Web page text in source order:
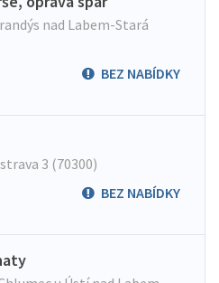
nad Labem-Stará
BEZ NABÍDKY
3 (70300)
BEZ NABÍDKY